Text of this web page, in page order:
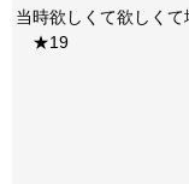
当時欲しくて欲しく
★19